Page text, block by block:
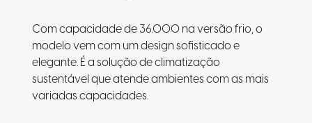
Com capacidade de 36.000 na versão frio, o
modelo vem com um design sofisticado e
elegante. É a solução de climatização
sustentável que atende ambientes com as mais
variadas capacidades.